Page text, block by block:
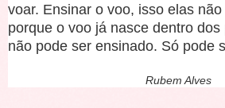
voar. Ensinar o voo, isso elas
porque o voo já nasce dentro
não pode ser ensinado. Só pode
Rubem Alves